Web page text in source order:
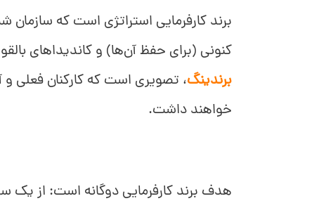
برند کارفرمایی استراتژی است که سازمان
کنونی (برای حفظ آن‌ها) و کاندیداهای
برندینگ، تصویری است که کارکنان فعلی و
خواهند داشت.
هدف برند کارفرمایی دوگانه است: از یک